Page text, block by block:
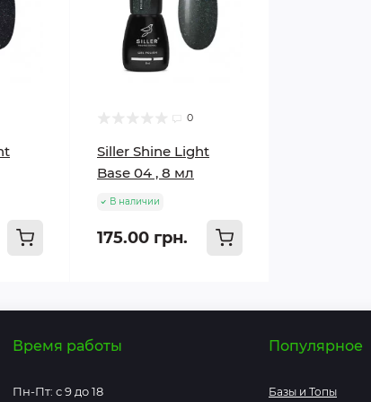
0
Siller Shine Light
Base 04 , 8 мл
В наличии
175.00 грн.
Время работы
Пн-Пт: с 9 до 18
Популярное
Базы и Топы